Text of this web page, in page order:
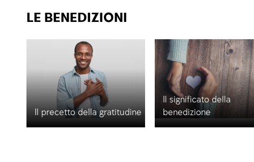
LE BENEDIZIONI
Il precetto della gratitudine
Il significato della
benedizione